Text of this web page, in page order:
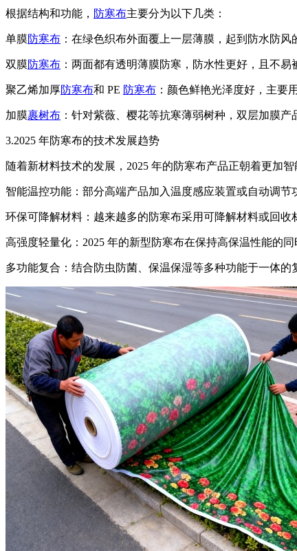
根据结构和功能， 防寒布主要分为以下几类：
单膜防寒布 ：在绿色织布外面覆上一层薄膜，起到防水防风
双膜防寒布 ：两面都有透明薄膜防寒，防水性更好，且不易
聚乙烯加厚防寒布和 PE 防寒布 ：颜色鲜艳光泽度好，主要
加膜裹树布 ：针对紫薇、樱花等抗寒薄弱树种，双层加膜产
3.2025 年防寒布的技术发展趋势
随着新材料技术的发展，2025 年的防寒布产品正朝着更加
智能温控功能：部分高端产品加入温度感应装置或自动调
环保可降解材料：越来越多的防寒布采用可降解材料或回
高强度轻量化：2025 年的新型防寒布在保持高保温性能的
多功能复合：结合防虫防菌、保温保湿等多种功能于一体